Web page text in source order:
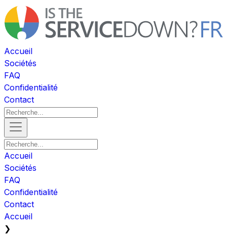
Accueil
Sociétés
FAQ
Confidentialité
Contact
Accueil
Sociétés
FAQ
Confidentialité
Contact
Accueil
❯